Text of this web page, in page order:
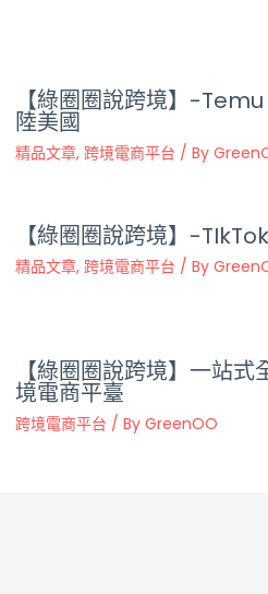
【綠圈圈說跨境】-
陸美國
精品文章, 跨境電商平台 / By
【綠圈圈說跨境】-
精品文章, 跨境電商平台 / By
【綠圈圈說跨境】一站
境電商平臺
跨境電商平台 / By GreenOO